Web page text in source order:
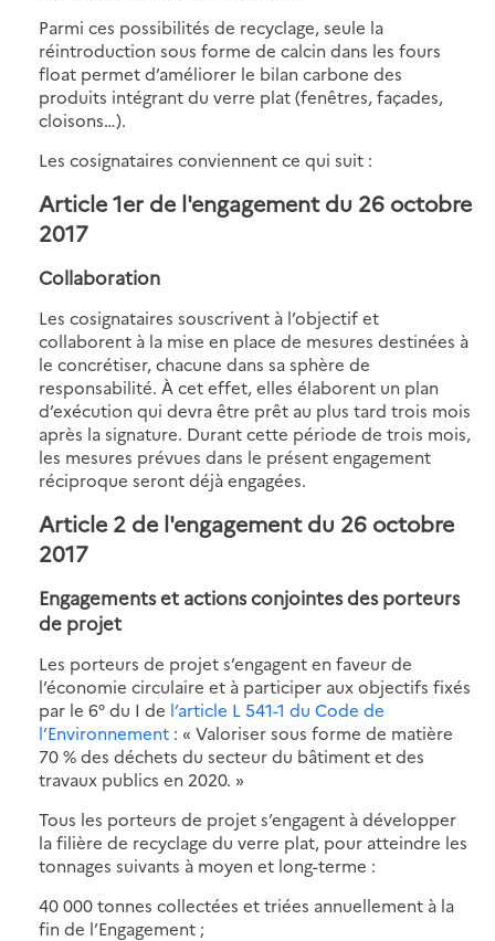
Parmi ces possibilités de recyclage, seule la
réintroduction sous forme de calcin dans les fours
float permet d’améliorer le bilan carbone des
produits intégrant du verre plat (fenêtres, façades,
cloisons…).
Les cosignataires conviennent ce qui suit :
Article 1er de l'engagement du 26 octobre
2017
Collaboration
Les cosignataires souscrivent à l’objectif et
collaborent à la mise en place de mesures destinées à
le concrétiser, chacune dans sa sphère de
responsabilité. À cet effet, elles élaborent un plan
d’exécution qui devra être prêt au plus tard trois mois
après la signature. Durant cette période de trois mois,
les mesures prévues dans le présent engagement
réciproque seront déjà engagées.
Article 2 de l'engagement du 26 octobre
2017
Engagements et actions conjointes des porteurs
de projet
Les porteurs de projet s’engagent en faveur de
l’économie circulaire et à participer aux objectifs fixés
par le 6° du I de l’article L 541-1 du Code de
l’Environnement : « Valoriser sous forme de matière
70 % des déchets du secteur du bâtiment et des
travaux publics en 2020. »
Tous les porteurs de projet s’engagent à développer
la filière de recyclage du verre plat, pour atteindre les
tonnages suivants à moyen et long-terme :
40 000 tonnes collectées et triées annuellement à la
fin de l’Engagement ;